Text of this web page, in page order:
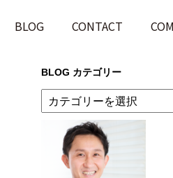
BLOG CONTACT
BLOG カテゴリー